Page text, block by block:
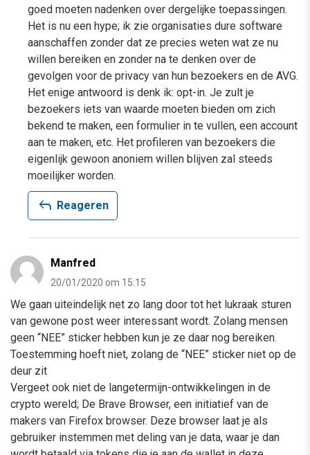
goed moeten nadenken over dergelijke toepassingen.
Het is nu een hype; ik zie organisaties dure software
aanschaffen zonder dat ze precies weten wat ze nu
willen bereiken en zonder na te denken over de
gevolgen voor de privacy van hun bezoekers en de AVG.
Het enige antwoord is denk ik: opt-in. Je zult je
bezoekers iets van waarde moeten bieden om zich
bekend te maken, een formulier in te vullen, een account
aan te maken, etc. Het profileren van bezoekers die
eigenlijk gewoon anoniem willen blijven zal steeds
moeilijker worden.
reply Reageren
Manfred
20/01/2020 om 15:15
We gaan uiteindelijk net zo lang door tot het lukraak sturen
van gewone post weer interessant wordt. Zolang mensen
geen “NEE” sticker hebben kun je ze daar nog bereiken.
Toestemming hoeft niet, zolang de “NEE” sticker niet op de
deur zit
Vergeet ook niet de langetermijn-ontwikkelingen in de
crypto wereld; De Brave Browser, een initiatief van de
makers van Firefox browser. Deze browser laat je als
gebruiker instemmen met deling van je data, waar je dan